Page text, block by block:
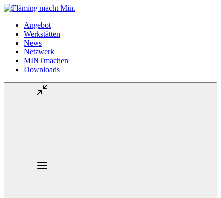
Angebot
Werkstätten
News
Netzwerk
MINTmachen
Downloads